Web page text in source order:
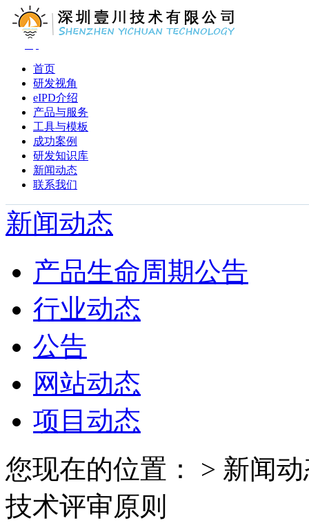
首页
研发视角
eIPD介绍
产品与服务
工具与模板
成功案例
研发知识库
新闻动态
联系我们
新闻动态
产品生命周期公告
行业动态
公告
网站动态
项目动态
您现在的位置： > 新闻
技术评审原则